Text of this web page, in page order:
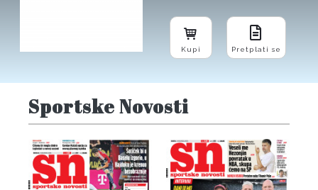
Kupi Pretplati se
Sportske Novosti